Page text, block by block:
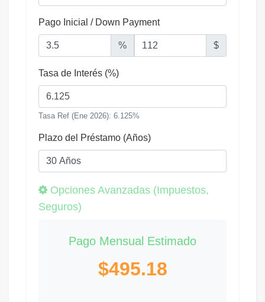
Pago Inicial / Down Payment
% $
Tasa de Interés (%)
Tasa Ref (Ene 2026): 6.125%
Plazo del Préstamo (Años)
Opciones Avanzadas (Impuestos,
Seguros)
Pago Mensual Estimado
$495.18